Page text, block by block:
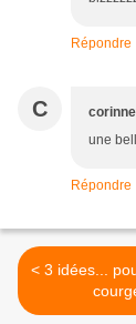
Répondre
C
une
Répondre
< 3 idées... pour cuisiner les